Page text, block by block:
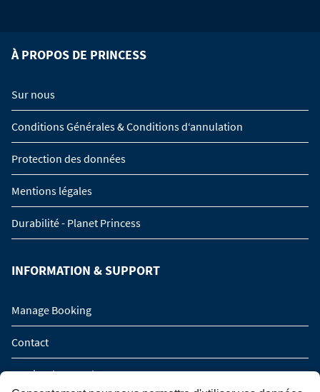
À PROPOS DE PRINCESS
Sur nous
Conditions Générales & Conditions d‘annulation
Protection des données
Mentions légales
Durabilité - Planet Princess
INFORMATION & SUPPORT
Manage Booking
Contact
Service de rappel